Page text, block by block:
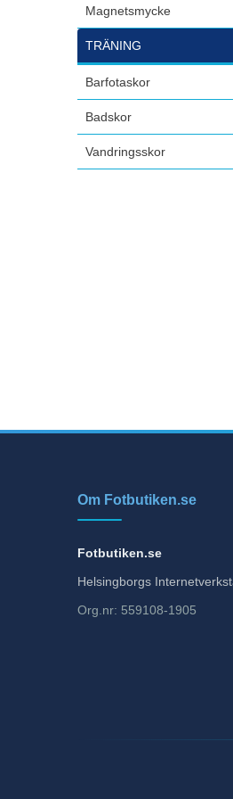
Magnetsmycke
TRÄNING
Barfotaskor
Badskor
Vandringsskor
Om Fotbutiken.se
Fotbutiken.se
Helsingborgs
Org.nr: 559108-1905